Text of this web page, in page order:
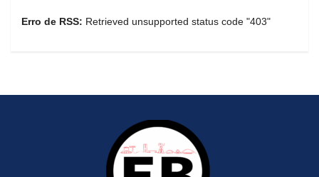
Erro de RSS: Retrieved unsupported status code "403"